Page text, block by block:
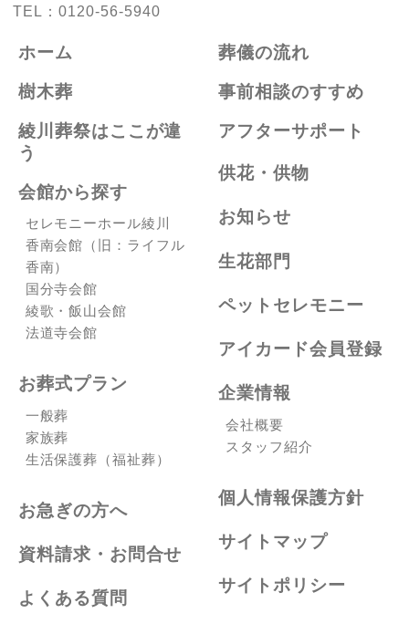
TEL：0120-56-5940
ホーム
樹木葬
綾川葬祭はここが違
う
会館から探す
セレモニーホール綾川
香南会館（旧：ライフル
香南）
国分寺会館
綾歌・飯山会館
法道寺会館
お葬式プラン
一般葬
家族葬
生活保護葬（福祉葬）
お急ぎの方へ
資料請求・お問合せ
よくある質問
葬儀の流れ
事前相談のすすめ
アフターサポート
供花・供物
お知らせ
生花部門
ペットセレモニー
アイカード会員登録
企業情報
会社概要
スタッフ紹介
個人情報保護方針
サイトマップ
サイトポリシー